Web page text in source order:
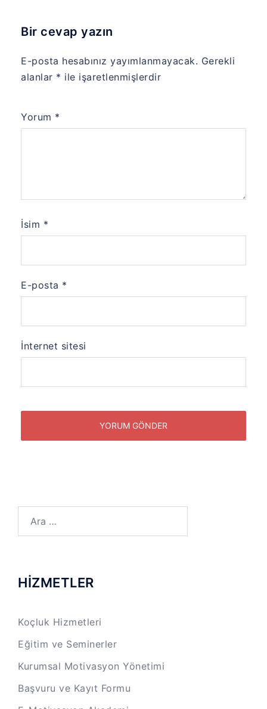
Bir cevap yazın
E-posta hesabınız yayımlanmayacak. Gerekli
alanlar * ile işaretlenmişlerdir
Yorum *
İsim *
E-posta *
İnternet sitesi
HİZMETLER
Koçluk Hizmetleri
Eğitim ve Seminerler
Kurumsal Motivasyon Yönetimi
Başvuru ve Kayıt Formu